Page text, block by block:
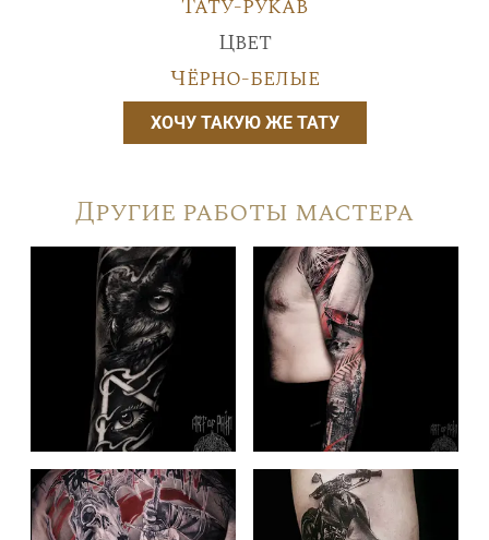
Цвет
Чёрно-белые
ХОЧУ ТАКУЮ ЖЕ ТАТУ
Другие работы мастера